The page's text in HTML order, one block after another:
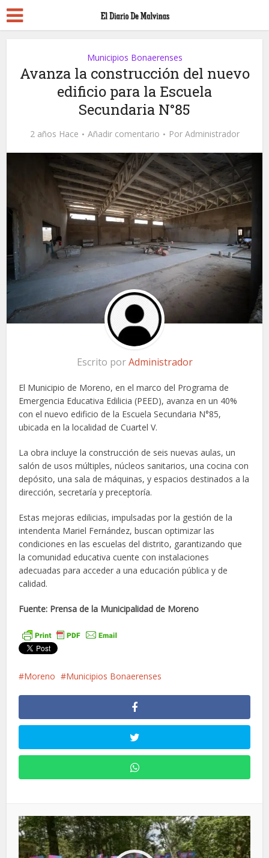
Municipios Bonaerenses
Avanza la construcción del nuevo
edificio para la Escuela
Secundaria N°85
2 años Hace Añadir comentario Por Administrador
Escrito porAdministrador
El Municipio de Moreno, en el marco del Programa de
Emergencia Educativa Edilicia (PEED), avanza en un 40%
con el nuevo edificio de la Escuela Secundaria N°85,
ubicada en la localidad de Cuartel V.
La obra incluye la construcción de seis nuevas aulas, un
salón de usos múltiples, núcleos sanitarios, una cocina con
depósito, una sala de máquinas, y espacios destinados a la
dirección, secretaría y preceptoría.
Estas mejoras edilicias, impulsadas por la gestión de la
intendenta Mariel Fernández, buscan optimizar las
condiciones en las escuelas del distrito, garantizando que
la comunidad educativa cuente con instalaciones
adecuadas para acceder a una educación pública y de
calidad.
Fuente: Prensa de la Municipalidad de Moreno
Moreno Municipios Bonaerenses